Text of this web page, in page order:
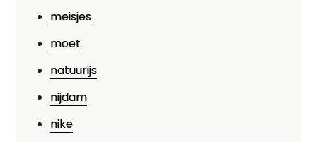
meisjes
moet
natuurijs
nijdam
nike